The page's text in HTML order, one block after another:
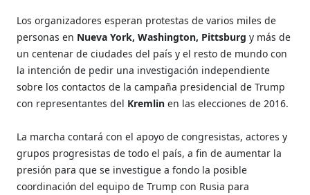
Los organizadores esperan protestas de varios miles de
personas en Nueva York, Washington, Pittsburg y más de
un centenar de ciudades del país y el resto de mundo con
la intención de pedir una investigación independiente
sobre los contactos de la campaña presidencial de Trump
con representantes del Kremlinen las elecciones de 2016.
La marcha contará con el apoyo de congresistas, actores y
grupos progresistas de todo el país, a fin de aumentar la
presión para que se investigue a fondo la posible
coordinación del equipo de Trump con Rusia para